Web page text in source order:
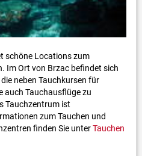
schöne Locations zum
Im Ort von Brzac befindet sich
neben Tauchkursen für
auch Tauchausflüge zu
Tauchzentrum ist
zum Tauchen und
finden Sie unterTauchen